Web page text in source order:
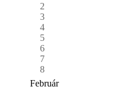
2
3
4
5
6
7
8
Február